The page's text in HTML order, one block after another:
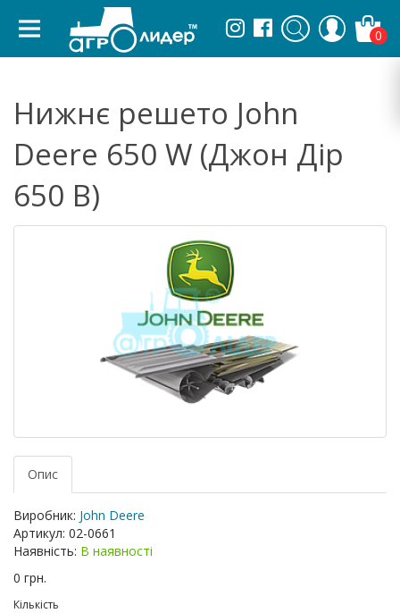
0
Нижнє решето John
Deere 650 W (Джон Дір
650 В)
Опис
Виробник: John Deere
Артикул: 02-0661
Наявність: В наявності
0 грн.
Кількість